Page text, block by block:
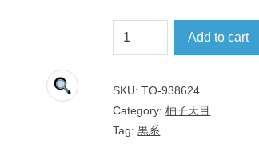
柚
子
目
Add to cart
SKU:TO-938624
Category:柚子天目
Tag:黒系